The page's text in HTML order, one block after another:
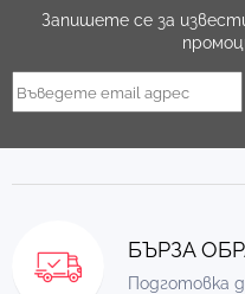
Запишете се за
БЪРЗА
Подготовка